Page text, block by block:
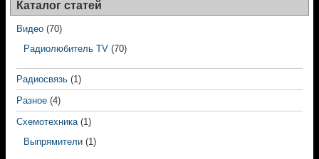
Каталог статей
Видео (70)
Радиолюбитель TV (70)
Радиосвязь (1)
Разное (4)
Схемотехника(1)
Выпрямители (1)